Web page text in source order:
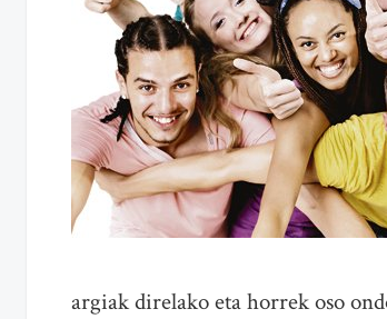
argiak direlako eta horrek oso